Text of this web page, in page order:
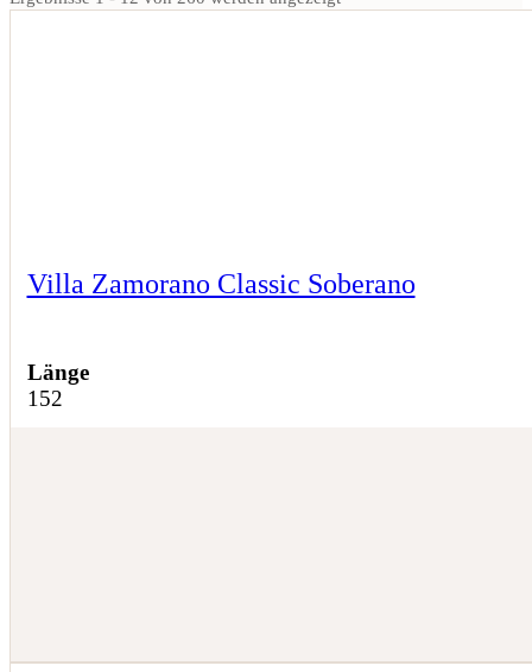
Villa Zamorano Classic Soberano
Länge
152